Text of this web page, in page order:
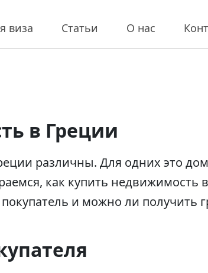
виза Статьи О нас
в Греции
различны. Для одних это
как купить недвижимость
и можно ли получить